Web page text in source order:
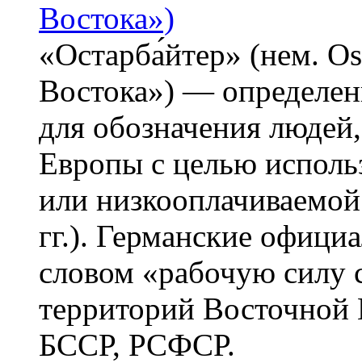
Востока»)
«Остарба́йтер» (нем.
Востока») —
для обозначения
Европы с целью
или
гг.). Германские
словом «рабочую силу
территорий
БССР, РСФСР.